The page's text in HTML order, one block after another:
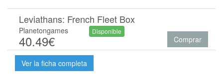
Leviathans: French Fleet Box
Planetongames
40.49€
Disponible
Comprar
Ver la ficha completa